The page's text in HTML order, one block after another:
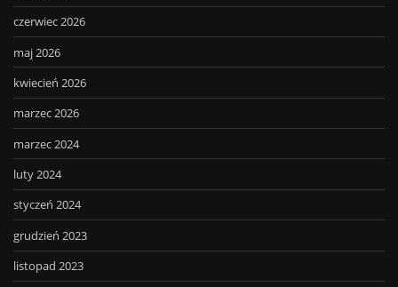
czerwiec 2026
maj 2026
kwiecień 2026
marzec 2026
marzec 2024
luty 2024
styczeń 2024
grudzień 2023
listopad 2023